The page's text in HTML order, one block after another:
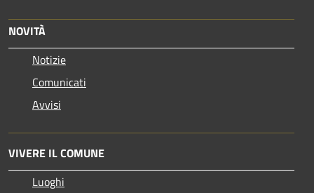
NOVITÀ
Notizie
Comunicati
Avvisi
VIVERE IL COMUNE
Luoghi